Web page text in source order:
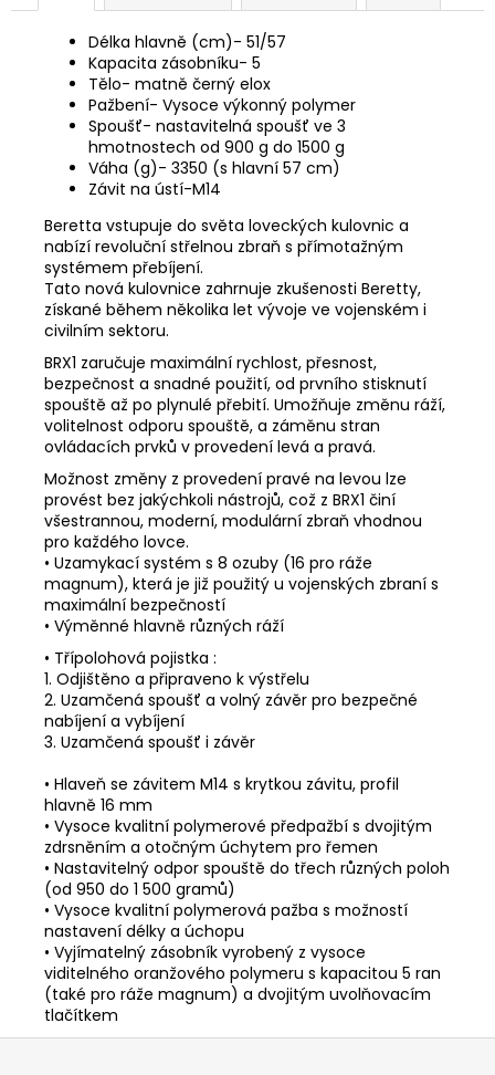
Délka hlavně (cm)- 51/57
Kapacita zásobníku- 5
Tělo- matně černý elox
Pažbení- Vysoce výkonný polymer
Spoušť- nastavitelná spoušť ve 3
hmotnostech od 900 g do 1500 g
Váha (g)- 3350 (s hlavní 57 cm)
Závit na ústí-M14
Beretta vstupuje do světa loveckých kulovnic a
nabízí revoluční střelnou zbraň s přímotažným
systémem přebíjení.
Tato nová kulovnice zahrnuje zkušenosti Beretty,
získané během několika let vývoje ve vojenském i
civilním sektoru.
BRX1 zaručuje maximální rychlost, přesnost,
bezpečnost a snadné použití, od prvního stisknutí
spouště až po plynulé přebití. Umožňuje změnu ráží,
volitelnost odporu spouště, a záměnu stran
ovládacích prvků v provedení levá a pravá.
Možnost změny z provedení pravé na levou lze
provést bez jakýchkoli nástrojů, což z BRX1 činí
všestrannou, moderní, modulární zbraň vhodnou
pro každého lovce.
• Uzamykací systém s 8 ozuby (16 pro ráže
magnum), která je již použitý u vojenských zbraní s
maximální bezpečností
• Výměnné hlavně různých ráží
• Třípolohová pojistka :
1. Odjištěno a připraveno k výstřelu
2. Uzamčená spoušť a volný závěr pro bezpečné
nabíjení a vybíjení
3. Uzamčená spoušť i závěr
• Hlaveň se závitem M14 s krytkou závitu, profil
hlavně 16 mm
• Vysoce kvalitní polymerové předpažbí s dvojitým
zdrsněním a otočným úchytem pro řemen
• Nastavitelný odpor spouště do třech různých poloh
(od 950 do 1 500 gramů)
• Vysoce kvalitní polymerová pažba s možností
nastavení délky a úchopu
• Vyjímatelný zásobník vyrobený z vysoce
viditelného oranžového polymeru s kapacitou 5 ran
(také pro ráže magnum) a dvojitým uvolňovacím
Z